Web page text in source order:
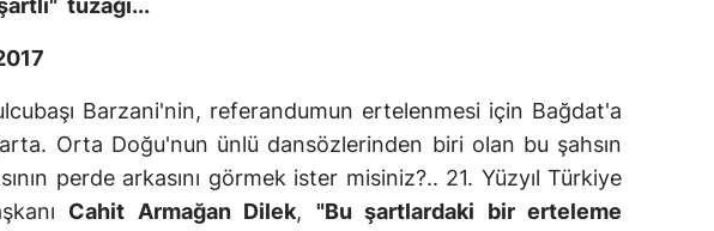
tuzağı...
Barzani'nin, referandumun ertelenmesi için Bağdat'a
Orta Doğu'nun ünlü dansözlerinden biri olan bu şahsın
perde arkasını görmek ister misiniz?.. 21. Yüzyıl Türkiye
Cahit Armağan Dilek, "Bu şartlardaki bir erteleme